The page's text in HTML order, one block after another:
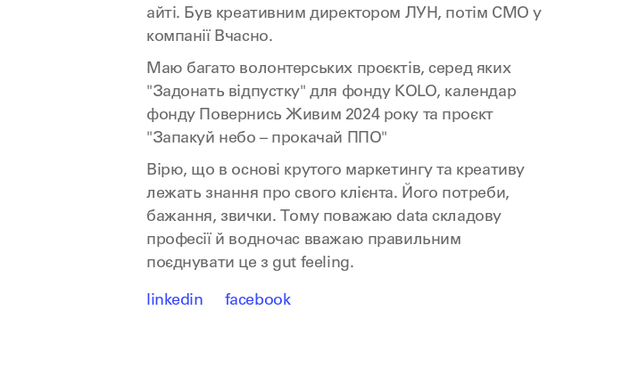
айті. Був креативним директором ЛУН, потім СМО у
компанії Вчасно.
Маю багато волонтерських проєктів, серед яких
"Задонать відпустку" для фонду KOLO, календар
фонду Повернись Живим 2024 року та проєкт
"Запакуй небо – прокачай ППО"
Вірю, що в основі крутого маркетингу та креативу
лежать знання про свого клієнта. Його потреби,
бажання, звички. Тому поважаю data складову
професії й водночас вважаю правильним
поєднувати це з gut feeling.
linkedin facebook